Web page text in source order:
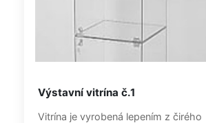
Výstavní vitrína č.1
Vitrína je vyrobená lepením z čirého